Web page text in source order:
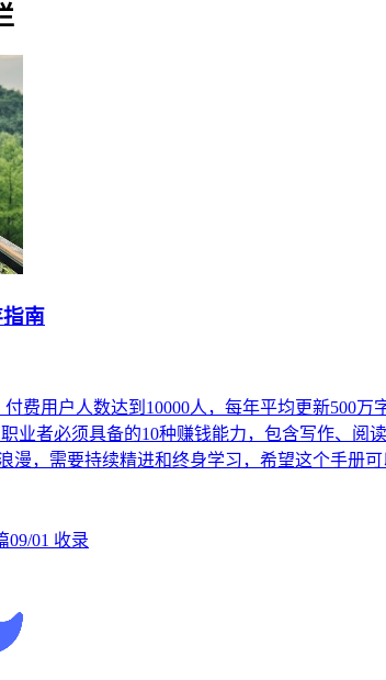
南
费用户人数达到10000人，每年平均更新500
业者必须具备的10种赚钱能力，包含写作、
漫，需要持续精进和终身学习，希望这个手册
09/01 收录